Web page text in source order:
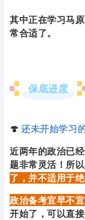
其中正在学习马
常合适了。
保底进度
🍄还未开始学习
近两年的政治已
题非常灵活！所以
了，并不适用于
政治备考宜早不宜
开始了，可以直